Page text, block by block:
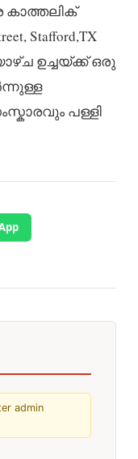
കാത്തലിക്
Stafford,TX
ഉച്ചയ്ക്ക് ഒരു
പള്ളി
admin